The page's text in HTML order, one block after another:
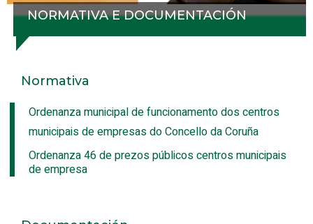
NORMATIVA E DOCUMENTACIÓN
Normativa
Ordenanza municipal de funcionamento dos centros
municipais de empresas do Concello da Coruña
Ordenanza 46 de prezos públicos centros municipais
de empresa